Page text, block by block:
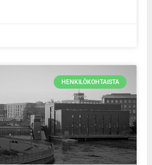
HENKILÖKOHTAISTA